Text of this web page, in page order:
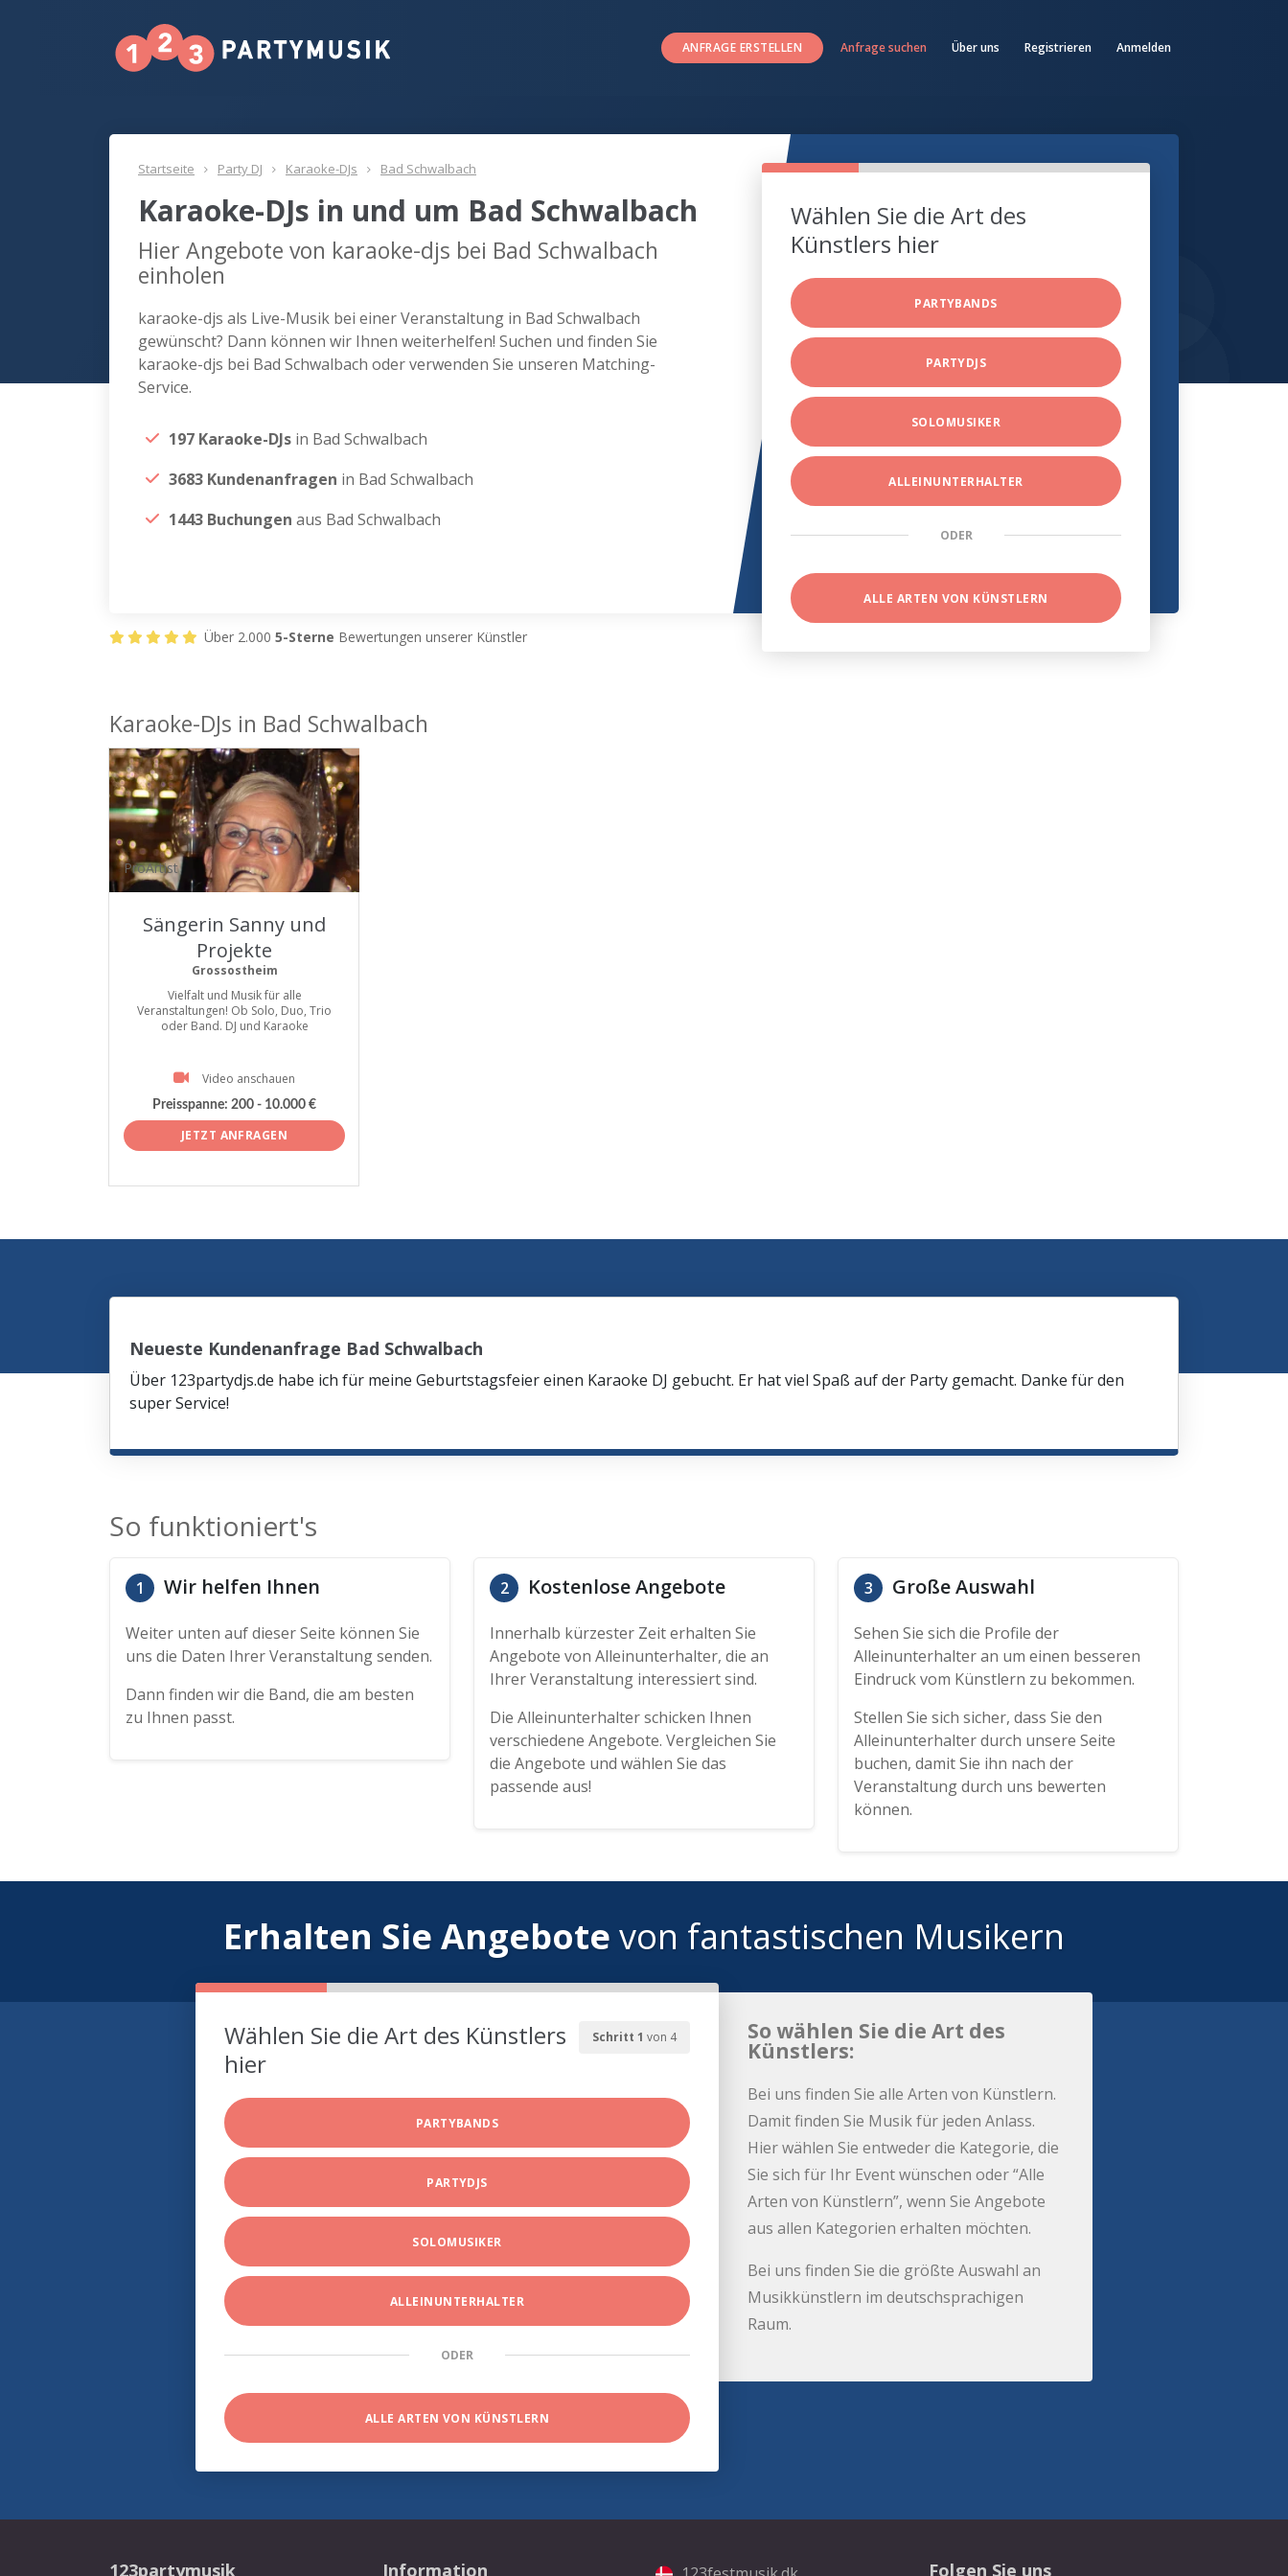
ANFRAGE ERSTELLEN Anfrage suchen Über uns Registrieren Anmelden
Startseite Party DJ Karaoke-DJs Bad Schwalbach
Karaoke-DJs in und um Bad Schwalbach
Hier Angebote von karaoke-djs bei Bad Schwalbach
einholen
karaoke-djs als Live-Musik bei einer Veranstaltung in Bad Schwalbach
gewünscht? Dann können wir Ihnen weiterhelfen! Suchen und finden Sie
karaoke-djs bei Bad Schwalbach oder verwenden Sie unseren Matching-
Service.
197 Karaoke-DJs in Bad Schwalbach
3683 Kundenanfragen in Bad Schwalbach
1443 Buchungen aus Bad Schwalbach
Wählen Sie die Art des
Künstlers hier
PARTYBANDS
PARTYDJS
SOLOMUSIKER
ALLEINUNTERHALTER
ODER
ALLE ARTEN VON KÜNSTLERN
Über 2.000 5-Sterne Bewertungen unserer Künstler
Karaoke-DJs in Bad Schwalbach
ProArtist
Sängerin Sanny und
Projekte
Grossostheim
Vielfalt und Musik für alle
Veranstaltungen! Ob Solo, Duo, Trio
oder Band. DJ und Karaoke
Video anschauen
Preisspanne: 200 - 10.000 €
JETZT ANFRAGEN
Neueste Kundenanfrage Bad Schwalbach
Über 123partydjs.de habe ich für meine Geburtstagsfeier einen Karaoke DJ gebucht. Er hat viel Spaß auf der Party gemacht. Danke für den
super Service!
So funktioniert's
1 Wir helfen Ihnen
Weiter unten auf dieser Seite können Sie
uns die Daten Ihrer Veranstaltung senden.
Dann finden wir die Band, die am besten
zu Ihnen passt.
2 Kostenlose Angebote
Innerhalb kürzester Zeit erhalten Sie
Angebote von Alleinunterhalter, die an
Ihrer Veranstaltung interessiert sind.
Die Alleinunterhalter schicken Ihnen
verschiedene Angebote. Vergleichen Sie
die Angebote und wählen Sie das
passende aus!
3 Große Auswahl
Sehen Sie sich die Profile der
Alleinunterhalter an um einen besseren
Eindruck vom Künstlern zu bekommen.
Stellen Sie sich sicher, dass Sie den
Alleinunterhalter durch unsere Seite
buchen, damit Sie ihn nach der
Veranstaltung durch uns bewerten
können.
Erhalten Sie Angebote von fantastischen Musikern
Schritt 1 von 4
Wählen Sie die Art des Künstlers
hier
PARTYBANDS
PARTYDJS
SOLOMUSIKER
ALLEINUNTERHALTER
ODER
ALLE ARTEN VON KÜNSTLERN
So wählen Sie die Art des
Künstlers:
Bei uns finden Sie alle Arten von Künstlern.
Damit finden Sie Musik für jeden Anlass.
Hier wählen Sie entweder die Kategorie, die
Sie sich für Ihr Event wünschen oder “Alle
Arten von Künstlern”, wenn Sie Angebote
aus allen Kategorien erhalten möchten.
Bei uns finden Sie die größte Auswahl an
Musikkünstlern im deutschsprachigen
Raum.
123partymusik Information Folgen Sie uns